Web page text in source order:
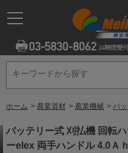
キーワードから探す
キーワードから探す
ホーム > 農業資材 > 農業機械 > バ
バッテリー式 刈払機 回転
ーelex 両手ハンドル 4.0Ａ